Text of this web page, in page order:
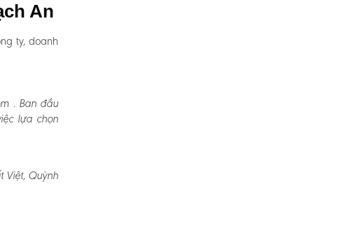
An
ty, doanh
. Ban đầu
lựa chọn
Việt, Quỳnh